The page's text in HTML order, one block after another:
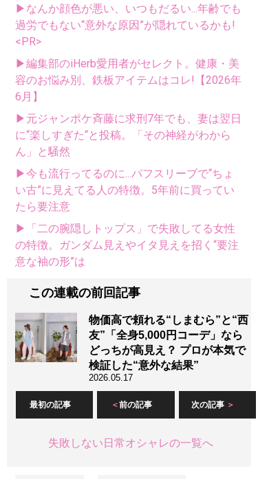
▶なんか顔色が悪い、いつもだるい...年齢でも
過労でもない“意外な原因”が隠れているかも!
<PR>
▶編集部のiHerb愛用者がセレクト。健康・美
容のお悩み別、鉄板アイテムはコレ!【2026年
6月】
▶元ジャンポケ斉藤に求刑7年でも、妻は翌日
に“楽しすぎた“と投稿。「その神経がわから
ん」と騒然
▶今も流行ってるのに...パフスリーブで“ちょ
い古”に見えてる人の特徴。5年前に買ってい
たら要注意
▶「二の腕隠しトップス」で失敗してる女性
の特徴。ガンダム見えやイタ見えを招く“要注
意な袖の形”は
この連載の前回記事
物価高で頼れる“しまむら”と“西
友”「全身5,000円コーデ」なら
どっちが高見え？ プロが本気で
検証した“意外な結果”
2026.05.17
最初の記事 前の記事 次の記事
失敗しない日常オシャレの一覧へ